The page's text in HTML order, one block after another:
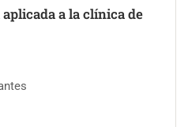
a la clínica de